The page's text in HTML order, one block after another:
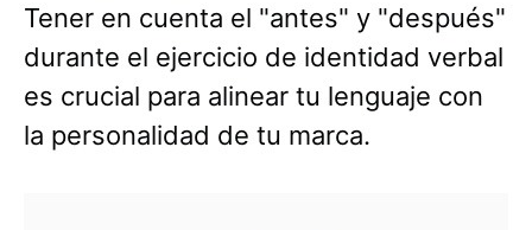
Tener en cuenta el "antes" y "después"
durante el ejercicio de identidad verbal
es crucial para alinear tu lenguaje con
la personalidad de tu marca.